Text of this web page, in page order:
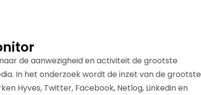
de aanwezigheid en activiteit de grootste
In het onderzoek wordt de inzet van de grootste
Hyves, Twitter, Facebook, Netlog, Linkedin en